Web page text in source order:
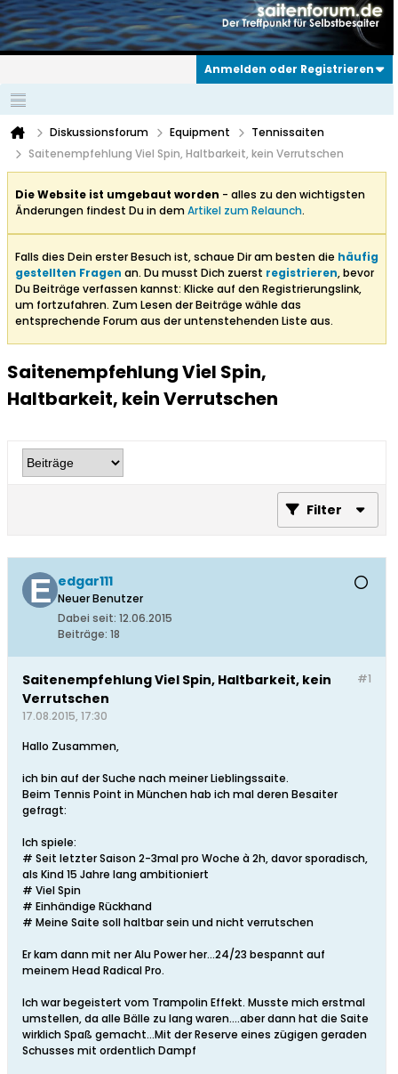
Anmelden oder Registrieren
Diskussionsforum Equipment
Tennissaiten
Saitenempfehlung Viel Spin, Haltbarkeit, kein Verrutschen
Die Website ist umgebaut worden - alles zu den wichtigsten
Änderungen findest Du in demArtikel zum Relaunch.
Falls dies Dein erster Besuch ist, schaue Dir am besten die häufig
gestellten Fragen an. Du musst Dich zuerst registrieren, bevor
Du Beiträge verfassen kannst: Klicke auf den Registrierungslink,
um fortzufahren. Zum Lesen der Beiträge wähle das
entsprechende Forum aus der untenstehenden Liste aus.
Saitenempfehlung Viel Spin,
Haltbarkeit, kein Verrutschen
Filter
edgar111
Neuer Benutzer
Dabei seit: 12.06.2015
Beiträge: 18
#1
Saitenempfehlung Viel Spin, Haltbarkeit, kein
Verrutschen
17.08.2015, 17:30
Hallo Zusammen,
ich bin auf der Suche nach meiner Lieblingssaite.
Beim Tennis Point in München hab ich mal deren Besaiter
gefragt:
Ich spiele:
# Seit letzter Saison 2-3mal pro Woche à 2h, davor sporadisch,
als Kind 15 Jahre lang ambitioniert
# Viel Spin
# Einhändige Rückhand
# Meine Saite soll haltbar sein und nicht verrutschen
Er kam dann mit ner Alu Power her...24/23 bespannt auf
meinem Head Radical Pro.
Ich war begeistert vom Trampolin Effekt. Musste mich erstmal
umstellen, da alle Bälle zu lang waren....aber dann hat die Saite
wirklich Spaß gemacht...Mit der Reserve eines zügigen geraden
Schusses mit ordentlich Dampf